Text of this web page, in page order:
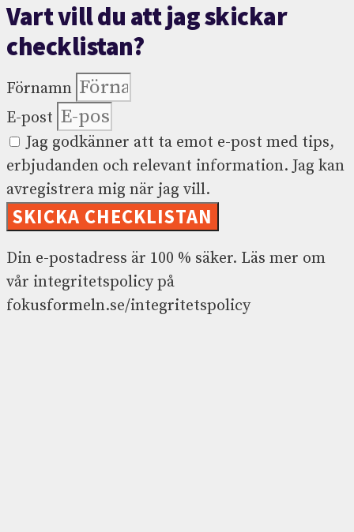
Vart vill du att jag skickar
checklistan?
Förnamn
E-post
Jag godkänner att ta emot e-post med tips,
erbjudanden och relevant information. Jag kan
avregistrera mig när jag vill.
SKICKA CHECKLISTAN
Din e-postadress är 100 % säker. Läs mer om
vår integritetspolicy på
fokusformeln.se/integritetspolicy